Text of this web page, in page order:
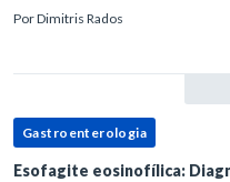
PorDimitris Rados
Gastroenterologia
Esofagite eosinofílica: